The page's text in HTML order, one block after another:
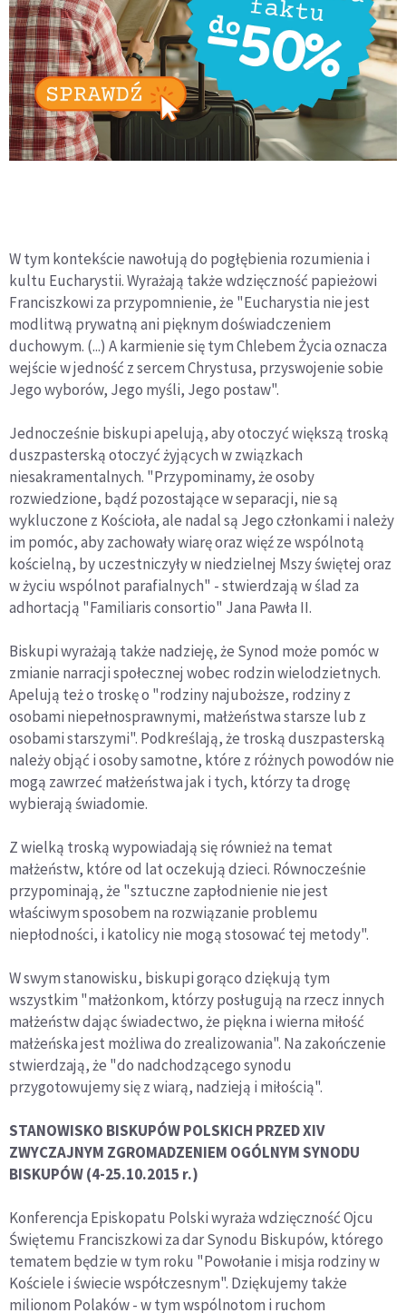
W tym kontekście nawołują do pogłębienia rozumienia i
kultu Eucharystii. Wyrażają także wdzięczność papieżowi
Franciszkowi za przypomnienie, że "Eucharystia nie jest
modlitwą prywatną ani pięknym doświadczeniem
duchowym. (...) A karmienie się tym Chlebem Życia oznacza
wejście w jedność z sercem Chrystusa, przyswojenie sobie
Jego wyborów, Jego myśli, Jego postaw".
Jednocześnie biskupi apelują, aby otoczyć większą troską
duszpasterską otoczyć żyjących w związkach
niesakramentalnych. "Przypominamy, że osoby
rozwiedzione, bądź pozostające w separacji, nie są
wykluczone z Kościoła, ale nadal są Jego członkami i należy
im pomóc, aby zachowały wiarę oraz więź ze wspólnotą
kościelną, by uczestniczyły w niedzielnej Mszy świętej oraz
w życiu wspólnot parafialnych" - stwierdzają w ślad za
adhortacją "Familiaris consortio" Jana Pawła II.
Biskupi wyrażają także nadzieję, że Synod może pomóc w
zmianie narracji społecznej wobec rodzin wielodzietnych.
Apelują też o troskę o "rodziny najuboższe, rodziny z
osobami niepełnosprawnymi, małżeństwa starsze lub z
osobami starszymi". Podkreślają, że troską duszpasterską
należy objąć i osoby samotne, które z różnych powodów nie
mogą zawrzeć małżeństwa jak i tych, którzy ta drogę
wybierają świadomie.
Z wielką troską wypowiadają się również na temat
małżeństw, które od lat oczekują dzieci. Równocześnie
przypominają, że "sztuczne zapłodnienie nie jest
właściwym sposobem na rozwiązanie problemu
niepłodności, i katolicy nie mogą stosować tej metody".
W swym stanowisku, biskupi gorąco dziękują tym
wszystkim "małżonkom, którzy posługują na rzecz innych
małżeństw dając świadectwo, że piękna i wierna miłość
małżeńska jest możliwa do zrealizowania". Na zakończenie
stwierdzają, że "do nadchodzącego synodu
przygotowujemy się z wiarą, nadzieją i miłością".
STANOWISKO BISKUPÓW POLSKICH PRZED XIV
ZWYCZAJNYM ZGROMADZENIEM OGÓLNYM SYNODU
BISKUPÓW (4-25.10.2015 r.)
Konferencja Episkopatu Polski wyraża wdzięczność Ojcu
Świętemu Franciszkowi za dar Synodu Biskupów, którego
tematem będzie w tym roku "Powołanie i misja rodziny w
Kościele i świecie współczesnym". Dziękujemy także
milionom Polaków - w tym wspólnotom i ruchom